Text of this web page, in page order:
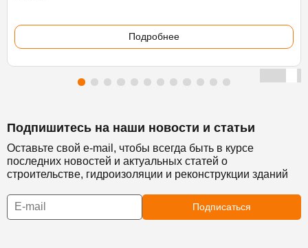
Подробнее
Подпишитесь на наши новости и статьи
Оставьте свой e-mail, чтобы всегда быть в курсе
последних новостей и актуальных статей о
строительстве, гидроизоляции и реконструкции зданий
Подписаться